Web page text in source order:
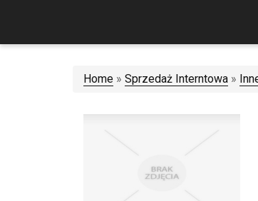
Home » Sprzedaż Interntowa »